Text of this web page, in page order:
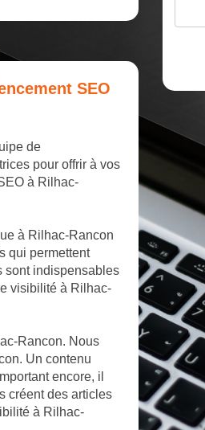
SEO
de
pour offrir à vos
à Rilhac-
à Rilhac-Rancon
qui permettent
sont indispensables
visibilité à Rilhac-
Rancon. Nous
Un contenu
encore, il
créent des articles
à Rilhac-